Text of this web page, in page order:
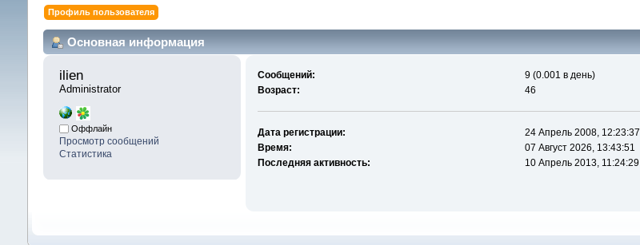
Профиль пользователя
Основная информация
ilien
Administrator
Оффлайн
Просмотр сообщений
Статистика
Сообщений:
9 (0.001 в день)
Возраст:
46
Дата регистрации:
24 Апрель 2008, 12:23:37
Время:
07 Август 2026, 13:43:51
Последняя активность:
10 Апрель 2013, 11:24:29